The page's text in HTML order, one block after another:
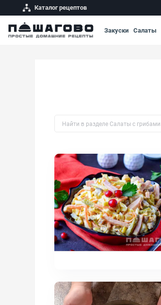
Каталог рецептов
Закуски Салаты